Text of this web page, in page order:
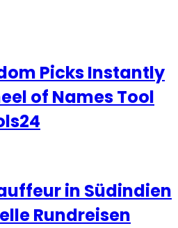
Picks Instantly
of Names Tool
in Südindien
Rundreisen